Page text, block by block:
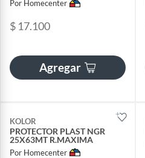
Por Homecenter
$ 17.100
Agregar
KOLOR
PROTECTOR PLAST NGR
25X63MT R.MAXIMA
Por Homecenter